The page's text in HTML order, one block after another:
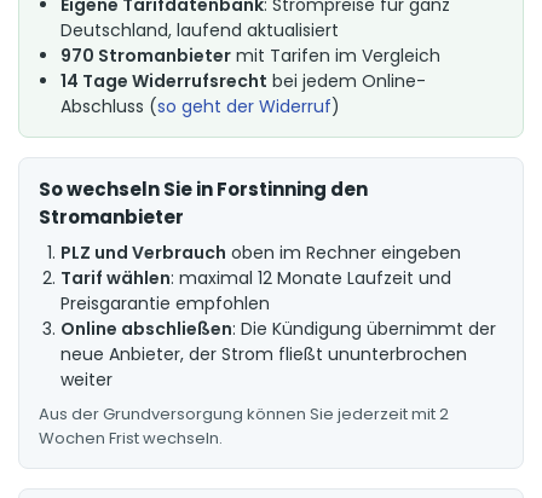
Deutschland, laufend aktualisiert
970 Stromanbieter mit Tarifen im Vergleich
14 Tage Widerrufsrecht bei jedem Online-
Abschluss (so geht der Widerruf)
So wechseln Sie in Forstinning den
Stromanbieter
PLZ und Verbrauch oben im Rechner eingeben
Tarif wählen: maximal 12 Monate Laufzeit und
Preisgarantie empfohlen
Online abschließen: Die Kündigung übernimmt der
neue Anbieter, der Strom fließt ununterbrochen
weiter
Aus der Grundversorgung können Sie jederzeit mit 2
Wochen Frist wechseln.